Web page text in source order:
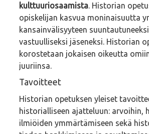
kulttuuriosaamista. Historian
opiskelijan kasvua moninaisuutta
kansainvälisyyteen
vastuulliseksi jäseneksi. Historian
korostetaan jokaisen oikeutta
juuriinsa.
Tavoitteet
Historian opetuksen yleiset
historialliseen ajatteluun: arvoihin,
ilmiöiden ymmärtämiseen sekä